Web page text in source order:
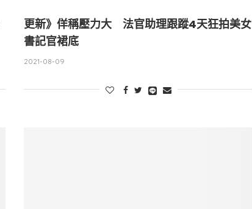
更新》佯稱壓力大 法官助理跟蹤4天狂拍美女
書記官裙底
2021-08-09